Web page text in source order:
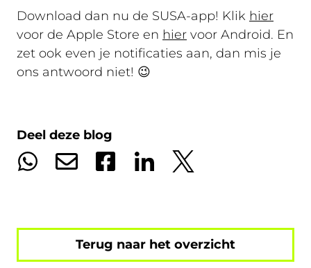
Download dan nu de SUSA-app! Klik hier
voor de Apple Store en hier voor Android. En
zet ook even je notificaties aan, dan mis je
ons antwoord niet! 😉
Deel deze blog
Terug naar het overzicht